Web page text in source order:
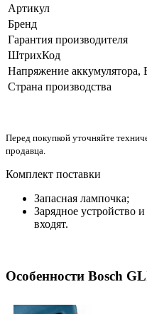
Артикул
Бренд
Гарантия производителя
ШтрихКод
Напряжение аккумулятора,
Страна производства
Перед покупкой уточняйте
продавца.
Комплект поставки
Запасная лампочка;
Зарядное устройство
входят.
Особенности Bosch